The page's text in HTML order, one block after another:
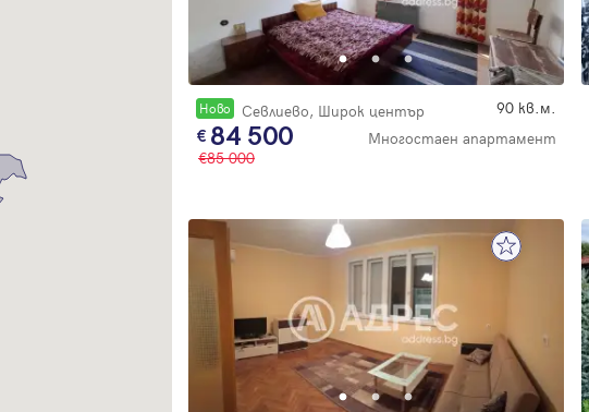
Новo Севлиево, Широк център 90 кв.м.
84 500
Многостаен апартамент
85 000
Благодарим ви! Очаквайте скоро да се свържем с вас!
Парола
Забравена парола